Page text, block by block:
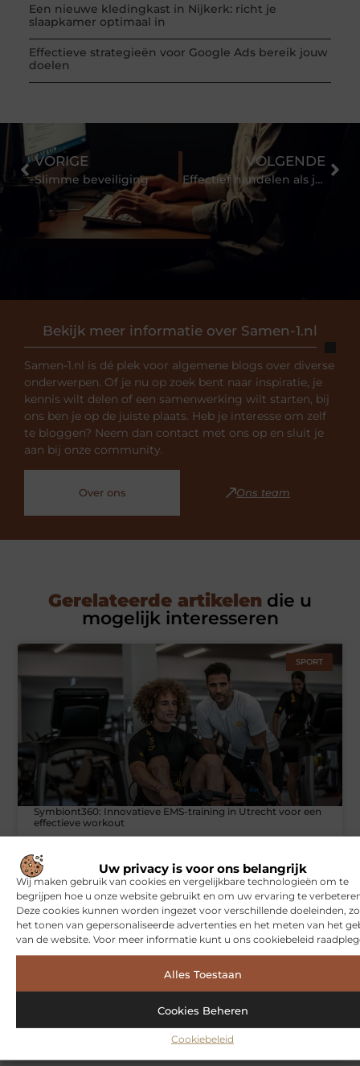
Uw privacy is voor ons belangrijk
Wij maken gebruik van cookies en vergelijkbare technologieën om te
begrijpen hoe u onze website gebruikt en om uw ervaring te
Deze cookies kunnen worden ingezet voor verschillende doeleinden,
het tonen van gepersonaliseerde advertenties en het meten van het
van de website. Voor meer informatie kunt u ons cookiebeleid
Alles Toestaan
Cookies Beheren
Cookiebeleid
Een nieuwe kledingkast in Nijkerk: richt je
slaapkamer optimaal in
Effectieve strategieën voor Google Ads bereik jouw
doelen
Bekijk meer informatie over Samen-1.nl
Samen-1.nl is dé plek voor algemene blogs over diverse
onderwerpen. Of je nu op zoek bent naar inspiratie, je
kennis wilt delen of een samenwerking wilt starten, bij
ons ben je op de juiste plaats. Heb je interesse om zelf
te bloggen? Neem dan contact met ons op en sluit je
aan bij onze community.
Over ons Ons team
VORIGE
Slimme beveiliging
VOLGENDE
Effectief handelen als je bedrijf onterecht beschuldigd wordt
Gerelateerde artikelen die u
mogelijk interesseren
SPORT
Symbiont360: Innovatieve EMS-training in Utrecht voor een
effectieve workout
WONINGEN
Hoe je jouw woning in Amsterdam beter beschermt tegen